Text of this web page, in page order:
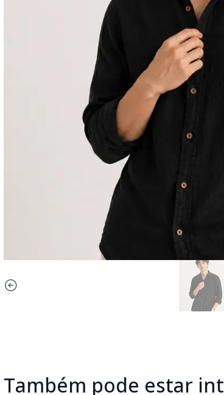
Também pode estar